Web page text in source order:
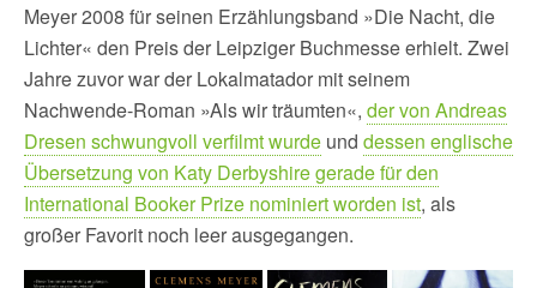
Meyer 2008 für seinen Erzählungsband »Die Nacht, die
Lichter« den Preis der Leipziger Buchmesse erhielt. Zwei
Jahre zuvor war der Lokalmatador mit seinem
Nachwende-Roman »Als wir träumten«, der von Andreas
Dresen schwungvoll verfilmt wurde und dessen englische
Übersetzung von Katy Derbyshire gerade für den
International Booker Prize nominiert worden ist, als
großer Favorit noch leer ausgegangen.